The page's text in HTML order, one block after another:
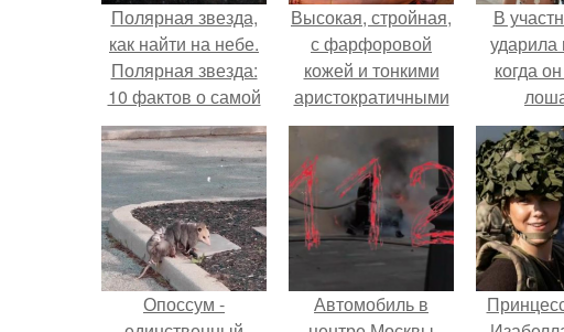
Полярная звезда,
как найти на небе.
Полярная звезда:
10 фактов о самой
известной звезде
ночного неба.
Высокая, стройная,
с фарфоровой
кожей и тонкими
аристократичными
чертами, эль
выглядит так, будто
сошла с полотна
художника.
В
когда
Опоссум -
Автомобиль в